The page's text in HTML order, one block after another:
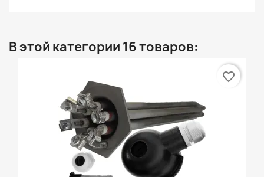
В этой категории 16 товаров:
favorite_border